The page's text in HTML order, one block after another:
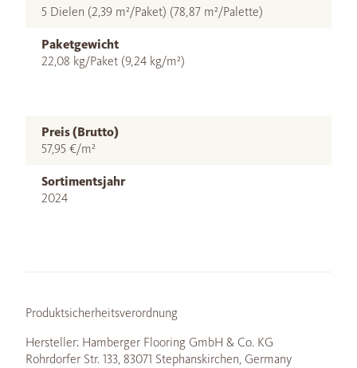
5 Dielen (2,39 m²/Paket) (78,87 m²/Palette)
Paketgewicht
22,08 kg/Paket (9,24 kg/m²)
Preis (Brutto)
57,95 €/m²
Sortimentsjahr
2024
Produktsicherheitsverordnung
Hersteller: Hamberger Flooring GmbH & Co. KG
Rohrdorfer Str. 133, 83071 Stephanskirchen, Germany